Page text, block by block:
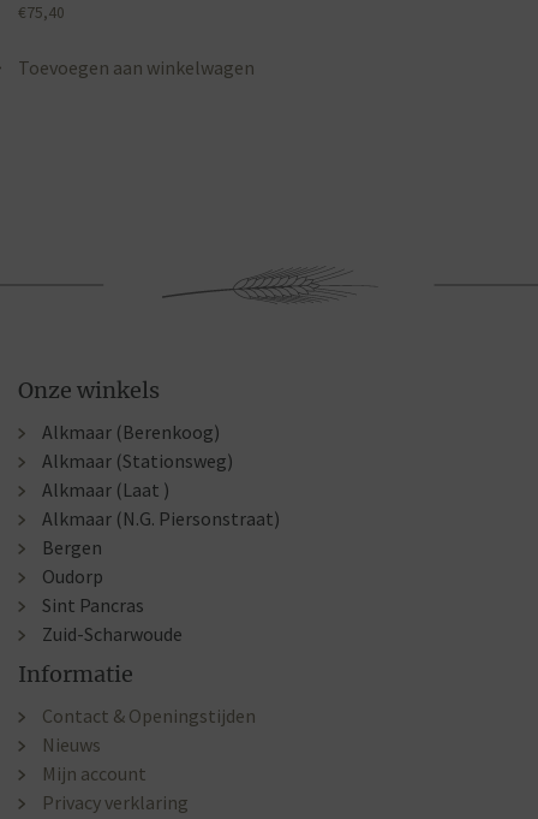
€75,40
Toevoegen aan winkelwagen
Onze winkels
Alkmaar (Berenkoog)
Alkmaar (Stationsweg)
Alkmaar (Laat )
Alkmaar (N.G. Piersonstraat)
Bergen
Oudorp
Sint Pancras
Zuid-Scharwoude
Informatie
Contact & Openingstijden
Nieuws
Mijn account
Privacy verklaring